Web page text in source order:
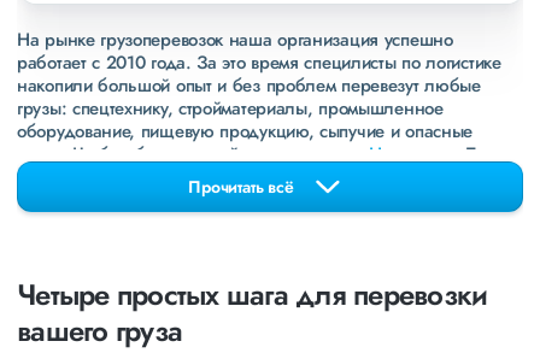
На рынке грузоперевозок наша организация успешно
работает с 2010 года. За это время специлисты по логистике
накопили большой опыт и без проблем перевезут любые
грузы: спецтехнику, стройматериалы, промышленное
оборудование, пищевую продукцию, сыпучие и опасные
грузы. Чтобы убедиться зайдите в раздел
«Наш опыт»
. Там
свежие примеры перевозок, которые обновляются несколько
раз в неделю. Также недавно мы запустили новые
направления вДНРиЛНР. Предоставляем все стандартные
экспедирование. За каждым клиентом закреплен менеджер,
который сообщит о текущем статусе вашего груза. Чтобы
получить коммерческое предложение заполните форму на
Прочитать всё
Четыре простых шага для перевозки
вашего груза